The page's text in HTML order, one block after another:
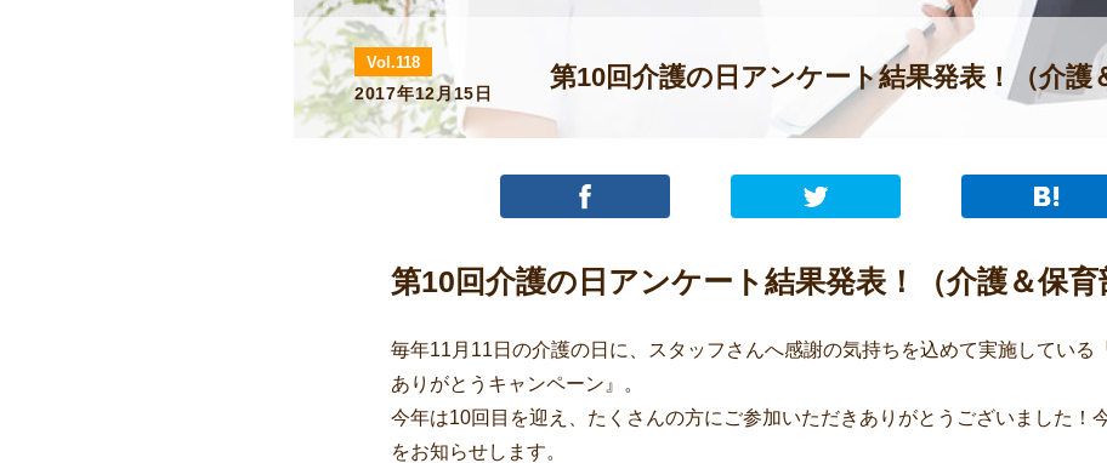
Vol.118
2017年12月15日
第10回介護の日アンケート結果発表！（介護
第10回介護の日アンケート結果発表！（介護＆保育
毎年11月11日の介護の日に、スタッフさんへ感謝の気持ちを込めて実施している
ありがとうキャンペーン』。
今年は10回目を迎え、たくさんの方にご参加いただきありがとうございました！
をお知らせします。